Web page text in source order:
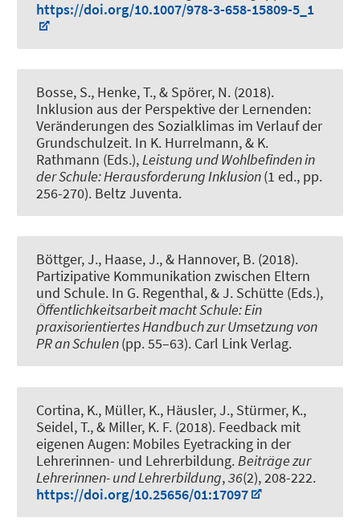
https://doi.org/10.1007/978-3-658-15809-5_1
Bosse, S., Henke, T., & Spörer, N. (2018).
Inklusion aus der Perspektive der Lernenden:
Veränderungen des Sozialklimas im Verlauf der
Grundschulzeit. In K. Hurrelmann, & K.
Rathmann (Eds.),Leistung und Wohlbefinden in
der Schule: Herausforderung Inklusion(1 ed., pp.
256-270). Beltz Juventa.
Böttger, J., Haase, J., & Hannover, B. (2018).
Partizipative Kommunikation zwischen Eltern
und Schule. In G. Regenthal, & J. Schütte (Eds.),
Öffentlichkeitsarbeit macht Schule: Ein
praxisorientiertes Handbuch zur Umsetzung von
PR an Schulen(pp. 55–63). Carl Link Verlag.
Cortina, K., Müller, K., Häusler, J., Stürmer, K.,
Seidel, T., & Miller, K. F. (2018). Feedback mit
eigenen Augen: Mobiles Eyetracking in der
Lehrerinnen- und Lehrerbildung.Beiträge zur
Lehrerinnen- und Lehrerbildung,36(2), 208-222.
https://doi.org/10.25656/01:17097